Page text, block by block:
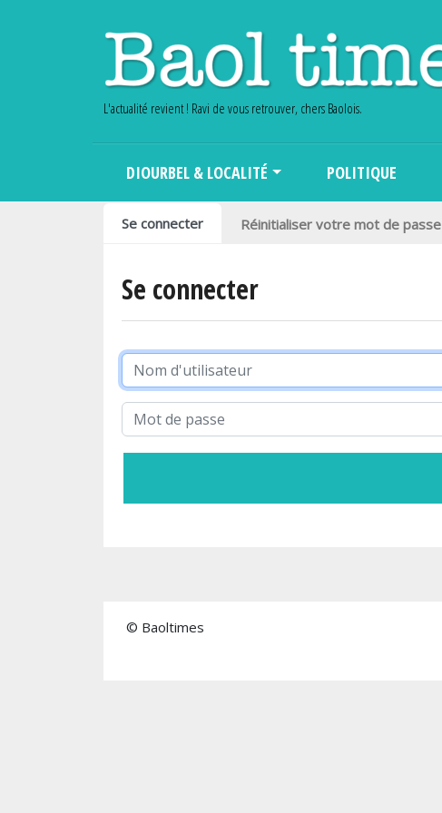
L'actualité revient ! Ravi de vous retrouver, chers Baolois.
DIOURBEL & LOCALITÉ POLITIQUE
Onglets principaux
Se connecter Réinitialiser votre mot de passe
Se connecter
© Baoltimes